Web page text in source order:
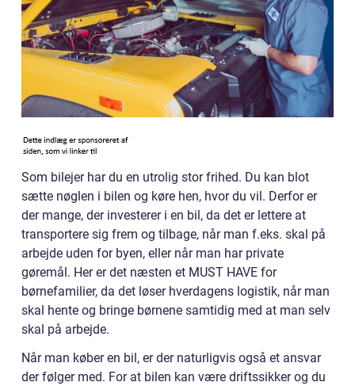
Som bilejer har du en utrolig stor frihed. Du kan blot
sætte nøglen i bilen og køre hen, hvor du vil. Derfor er
der mange, der investerer i en bil, da det er lettere at
transportere sig frem og tilbage, når man f.eks. skal på
arbejde uden for byen, eller når man har private
gøremål. Her er det næsten et MUST HAVE for
børnefamilier, da det løser hverdagens logistik, når man
skal hente og bringe børnene samtidig med at man selv
skal på arbejde.
Når man køber en bil, er der naturligvis også et ansvar
der følger med. For at bilen kan være driftssikker og du